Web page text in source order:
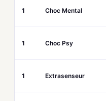
1 Choc Mental
1 Choc Psy
1 Extrasenseur